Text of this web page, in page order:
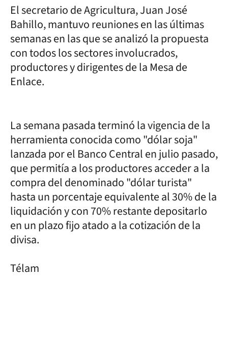
El secretario de Agricultura, Juan José
Bahillo, mantuvo reuniones en las últimas
semanas en las que se analizó la propuesta
con todos los sectores involucrados,
productores y dirigentes de la Mesa de
Enlace.
La semana pasada terminó la vigencia de la
herramienta conocida como "dólar soja"
lanzada por el Banco Central en julio pasado,
que permitía a los productores acceder a la
compra del denominado "dólar turista"
hasta un porcentaje equivalente al 30% de la
liquidación y con 70% restante depositarlo
en un plazo fijo atado a la cotización de la
divisa.
Télam